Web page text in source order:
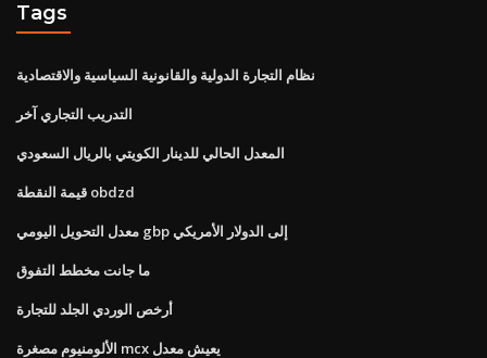
Tags
نظام التجارة الدولية والقانونية السياسية والاقتصادية
التدريب التجاري آخر
المعدل الحالي للدينار الكويتي بالريال السعودي
قيمة النقطة obdzd
معدل التحويل اليومي gbp إلى الدولار الأمريكي
ما جانت مخطط التفوق
أرخص الوردي الجلد للتجارة
الألومنيوم مصغرة mcx يعيش معدل